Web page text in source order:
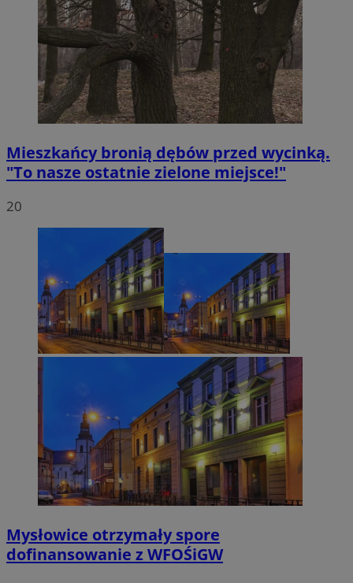
Mieszkańcy bronią dębów przed wycinką.
"To nasze ostatnie zielone miejsce!"
20
Mysłowice otrzymały spore
dofinansowanie z WFOŚiGW